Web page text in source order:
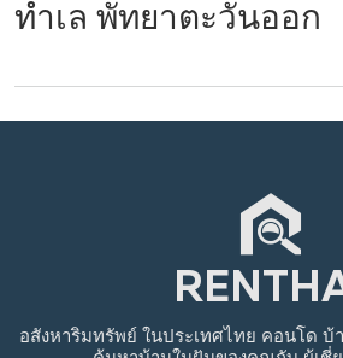
ทำเล พัทยาตะวันออก
อสังหาริมทรัพย์ ในประเทศไทย คอนโด บ้